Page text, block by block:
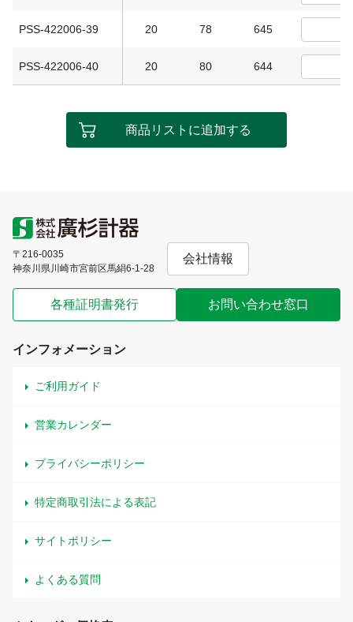
PSS-422006-39 20 78 645
PSS-422006-40 20 80 644
商品リストに追加する
〒216-0035
神奈川県川崎市宮前区馬絹6-1-28
会社情報
各種証明書発行 お問い合わせ窓口
インフォメーション
ご利用ガイド
営業カレンダー
プライバシーポリシー
特定商取引法による表記
サイトポリシー
よくある質問